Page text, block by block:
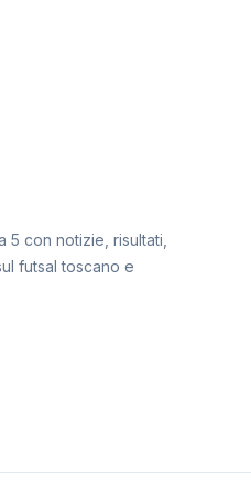
5 con notizie, risultati,
futsal toscano e